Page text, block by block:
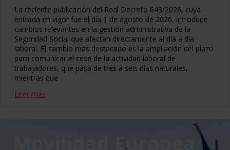
La reciente publicación del Real Decreto 643/2026, cuya
entrada en vigor fue el día 1 de agosto de 2026, introduce
cambios relevantes en la gestión administrativa de la
Seguridad Social que afectan directamente al día a día
laboral. El cambio más destacado es la ampliación del plazo
para comunicar el cese de la actividad laboral de
trabajadores, que pasa de tres a seis días naturales,
mientras que
Leer más